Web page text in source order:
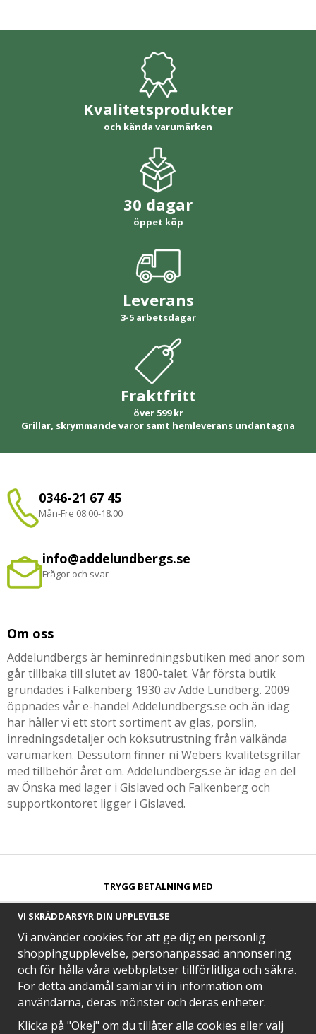
Kvalitetsprodukter
och kända varumärken
30 dagar
öppet köp
Leverans
3-5 arbetsdagar
Fraktfritt
över 599 kr
Grillar, skrymmande varor samt hemleverans undantagna
0346-21 67 45
Mån-Fre 08.00-18.00
info@addelundbergs.se
Frågor och svar
Om oss
Addelundbergs är heminredningsbutiken med anor som
går tillbaka till slutet av 1800-talet. Vår första butik
grundades i Falkenberg 1930 av Adde Lundberg. 2009
öppnades vår e-handel Addelundbergs.se och än idag
har håller vi ett stort sortiment av glas, porslin,
inredningsdetaljer och köksutrustning från välkända
varumärken. Dessutom finner ni Webers kvalitetsgrillar
med tillbehör året om. Addelundbergs.se är idag en del
av Önska med lager i Gislaved och Falkenberg och
supportkontoret ligger i Gislaved.
TRYGG BETALNING MED​
SNABB LEVERANS MED
VI SKRÄDDARSYR DIN UPPLEVELSE
Vi använder cookies för att ge dig en personlig
shoppingupplevelse, personanpassad annonsering
och för hålla våra webbplatser tillförlitliga och säkra.
För detta ändamål samlar vi in information om
användarna, deras mönster och deras enheter.
Klicka på "Okej" om du tillåter alla cookies eller välj